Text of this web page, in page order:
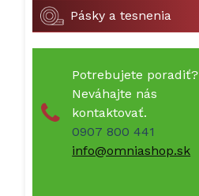
Pásky a tesnenia
Potrebujete poradiť?
Neváhajte nás
kontaktovať.
0907 800 441
info@omniashop.sk